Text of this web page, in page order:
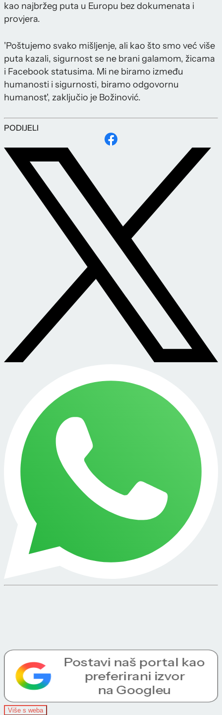
kao najbržeg puta u Europu bez dokumenata i
provjera.
'Poštujemo svako mišljenje, ali kao što smo već više
puta kazali, sigurnost se ne brani galamom, žicama
i Facebook statusima. Mi ne biramo između
humanosti i sigurnosti, biramo odgovornu
humanost', zaključio je Božinović.
PODIJELI
Više s weba